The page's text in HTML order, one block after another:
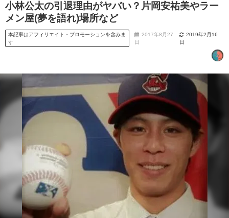
小林公太の引退理由がヤバい？片岡安祐美やラー
メン屋(夢を語れ)場所など
本記事はアフィリエイト・プロモーションを含みま
す
2017年8月27
日
2019年2月16
日